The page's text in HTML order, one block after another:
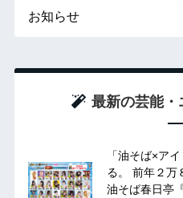
お知らせ
最新の芸能・
「油そば×ア
る。 前年２万
油そば春日亭